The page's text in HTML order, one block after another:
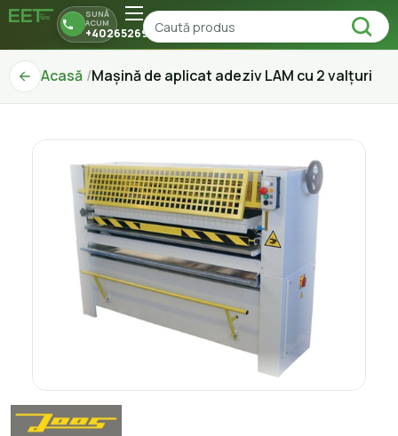
SUNĂ
ACUM
+40265269150
Acasă Mașină de aplicat adeziv LAM cu 2 valțuri